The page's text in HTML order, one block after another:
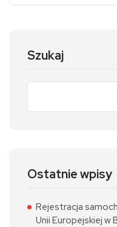
Szukaj
Ostatnie wpisy
Rejestracja
Unii Europejskiej w